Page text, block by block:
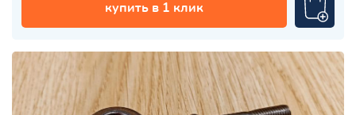
купить в 1 клик